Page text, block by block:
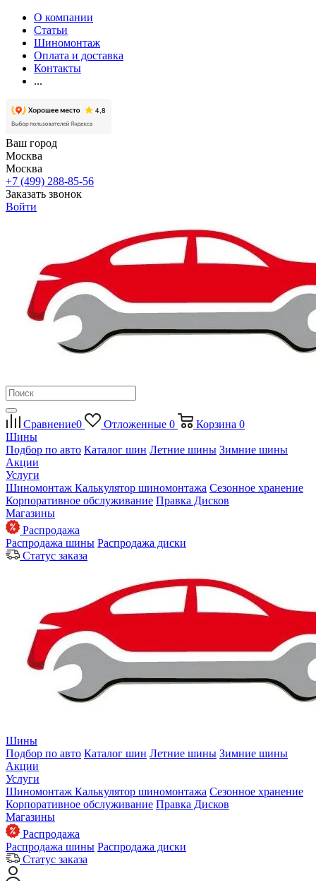
О компании
Статьи
Шиномонтаж
Оплата и доставка
Контакты
...
Ваш город
Москва
Москва
+7 (499) 288-85-56
Заказать звонок
Войти
Сравнение0 Отложенные 0 Корзина 0
Шины
Подбор по авто Каталог шин Летние шины Зимние шины
Акции
Услуги
Шиномонтаж Калькулятор шиномонтажа Сезонное хранение
Корпоративное обслуживание Правка Дисков
Магазины
Распродажа
Распродажа шины Распродажа диски
Статус заказа
Шины
Подбор по авто Каталог шин Летние шины Зимние шины
Акции
Услуги
Шиномонтаж Калькулятор шиномонтажа Сезонное хранение
Корпоративное обслуживание Правка Дисков
Магазины
Распродажа
Распродажа шины Распродажа диски
Статус заказа